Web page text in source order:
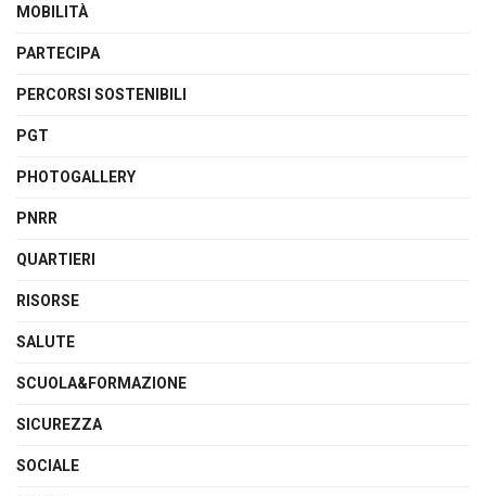
MOBILITÀ
PARTECIPA
PERCORSI SOSTENIBILI
PGT
PHOTOGALLERY
PNRR
QUARTIERI
RISORSE
SALUTE
SCUOLA&FORMAZIONE
SICUREZZA
SOCIALE